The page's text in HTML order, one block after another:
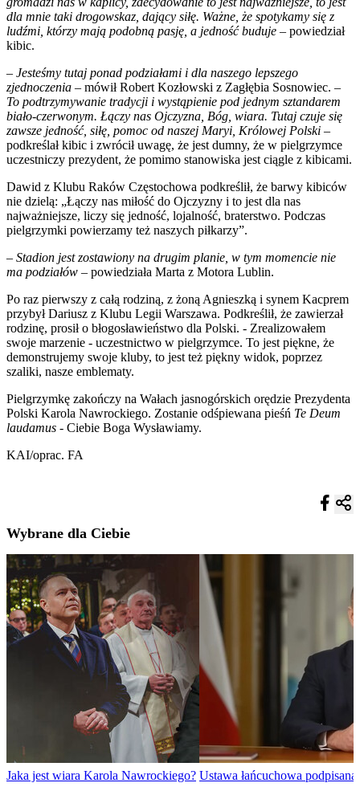
dla mnie taki drogowskaz, dający siłę. Ważne, że spotykamy się z
ludźmi, którzy mają podobną pasję, a jedność buduje – powiedział
kibic.
– Jesteśmy tutaj ponad podziałami i dla naszego lepszego
zjednoczenia – mówił Robert Kozłowski z Zagłębia Sosnowiec. –
To podtrzymywanie tradycji i wystąpienie pod jednym sztandarem
biało-czerwonym. Łączy nas Ojczyzna, Bóg, wiara. Tutaj czuje się
zawsze jedność, siłę, pomoc od naszej Maryi, Królowej Polski –
podkreślał kibic i zwrócił uwagę, że jest dumny, że w pielgrzymce
uczestniczy prezydent, że pomimo stanowiska jest ciągle z kibicami.
Dawid z Klubu Raków Częstochowa podkreślił, że barwy kibiców
nie dzielą: „Łączy nas miłość do Ojczyzny i to jest dla nas
najważniejsze, liczy się jedność, lojalność, braterstwo. Podczas
pielgrzymki powierzamy też naszych piłkarzy”.
– Stadion jest zostawiony na drugim planie, w tym momencie nie
ma podziałów – powiedziała Marta z Motora Lublin.
Po raz pierwszy z całą rodziną, z żoną Agnieszką i synem Kacprem
przybył Dariusz z Klubu Legii Warszawa. Podkreślił, że zawierzał
rodzinę, prosił o błogosławieństwo dla Polski. - Zrealizowałem
swoje marzenie - uczestnictwo w pielgrzymce. To jest piękne, że
demonstrujemy swoje kluby, to jest też piękny widok, poprzez
szaliki, nasze emblematy.
Pielgrzymkę zakończy na Wałach jasnogórskich orędzie Prezydenta
Polski Karola Nawrockiego. Zostanie odśpiewana pieśń Te Deum
laudamus - Ciebie Boga Wysławiamy.
KAI/oprac. FA
Wybrane dla Ciebie
Jaka jest wiara Karola Nawrockiego? Ustawa łańcuchowa